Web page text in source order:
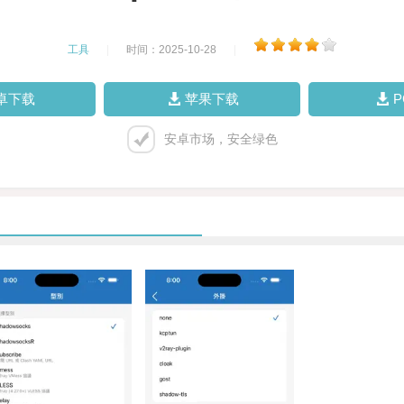
工具 时间：2025-10-28
下载 苹果下载
安卓市场，安全绿色